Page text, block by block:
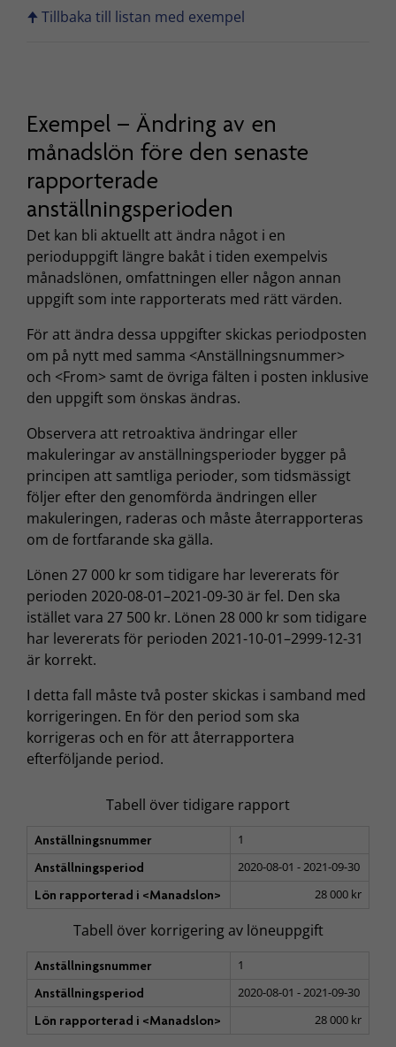
🠉 Tillbaka till listan med exempel
Exempel – Ändring av en
månadslön före den senaste
rapporterade
anställningsperioden
Det kan bli aktuellt att ändra något i en
perioduppgift längre bakåt i tiden exempelvis
månadslönen, omfattningen eller någon annan
uppgift som inte rapporterats med rätt värden.
För att ändra dessa uppgifter skickas periodposten
om på nytt med samma <Anställningsnummer>
och <From> samt de övriga fälten i posten inklusive
den uppgift som önskas ändras.
Observera att retroaktiva ändringar eller
makuleringar av anställningsperioder bygger på
principen att samtliga perioder, som tidsmässigt
följer efter den genomförda ändringen eller
makuleringen, raderas och måste återrapporteras
om de fortfarande ska gälla.
Lönen 27 000 kr som tidigare har levererats för
perioden 2020-08-01–2021-09-30 är fel. Den ska
istället vara 27 500 kr. Lönen 28 000 kr som tidigare
har levererats för perioden 2021-10-01–2999-12-31
är korrekt.
I detta fall måste två poster skickas i samband med
korrigeringen. En för den period som ska
korrigeras och en för att återrapportera
efterföljande period.
Tabell över tidigare rapport
Anställningsnummer
1
Anställningsperiod
2020-08-01 - 2021-09-30
Lön rapporterad i <Manadslon>
28 000 kr
Tabell över korrigering av löneuppgift
Anställningsnummer
1
Anställningsperiod
2020-08-01 - 2021-09-30
Lön rapporterad i <Manadslon>
28 000 kr